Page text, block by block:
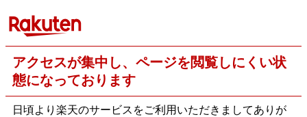
アクセスが集中し、ページを閲覧しにくい状
態になっております
日頃より楽天のサービスをご利用いただきましてありが